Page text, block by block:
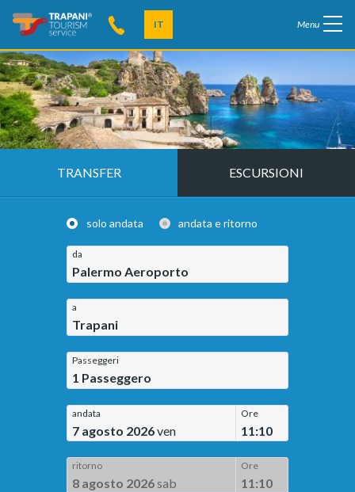
IT Menu
TRANSFER ESCURSIONI
solo andata andata e ritorno
da
Palermo Aeroporto
a
Trapani
Passeggeri
1 Passeggero
andata
7 agosto 2026ven
Ore
11:10
ritorno
8 agosto 2026sab
Ore
11:10